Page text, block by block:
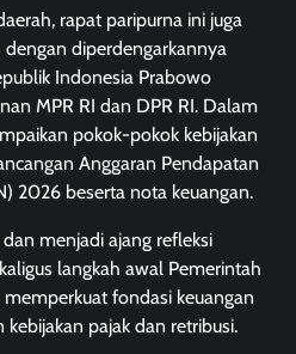
rapat paripurna ini juga
diperdengarkannya
Indonesia Prabowo
MPR RI dan DPR RI. Dalam
pokok-pokok kebijakan
Anggaran Pendapatan
2026 beserta nota keuangan.
menjadi ajang refleksi
langkah awal Pemerintah
fondasi keuangan
pajak dan retribusi.